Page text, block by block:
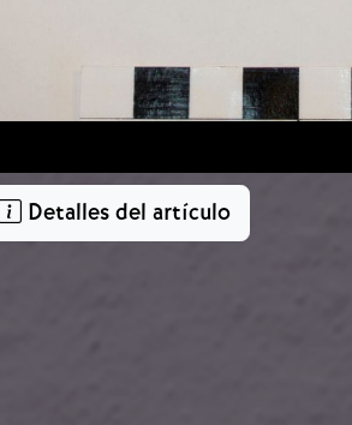
Detalles del artículo